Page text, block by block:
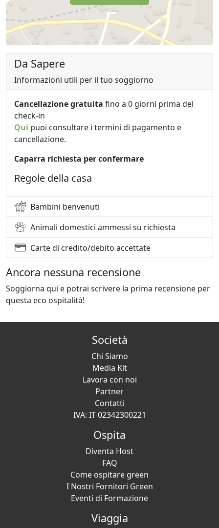
Da Sapere
Informazioni utili per il tuo soggiorno
Cancellazione gratuita fino a 0 giorni prima del
check-in
Qui puoi consultare i termini di pagamento e
cancellazione.
Caparra richiesta per confermare
Regole della casa
Bambini benvenuti
Animali domestici ammessi su richiesta
Carte di credito/debito accettate
Ancora nessuna recensione
Soggiorna qui e potrai scrivere la prima recensione per
questa eco ospitalità!
Società
Chi Siamo
Media Kit
Lavora con noi
Partner
Contatti
IVA: IT 02342300221
Ospita
Diventa Host
FAQ
Come ospitare green
I Nostri Fornitori Green
Eventi di Formazione
Viaggia